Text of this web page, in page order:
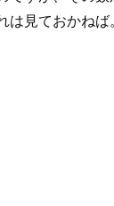
見ておかねば